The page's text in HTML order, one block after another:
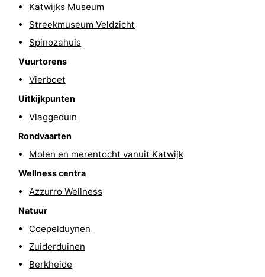
Katwijks Museum
Streekmuseum Veldzicht
Spinozahuis
Vuurtorens
Vierboet
Uitkijkpunten
Vlaggeduin
Rondvaarten
Molen en merentocht vanuit Katwijk
Wellness centra
Azzurro Wellness
Natuur
Coepelduynen
Zuiderduinen
Berkheide